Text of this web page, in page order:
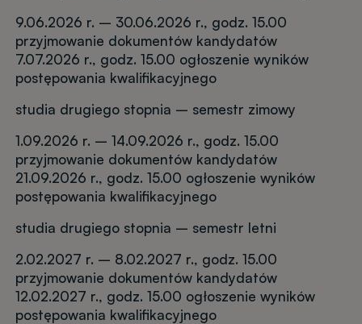
9.06.2026 r. – 30.06.2026 r., godz. 15.00
przyjmowanie dokumentów kandydatów
7.07.2026 r., godz. 15.00 ogłoszenie wyników
postępowania kwalifikacyjnego
studia drugiego stopnia – semestr zimowy
1.09.2026 r. – 14.09.2026 r., godz. 15.00
przyjmowanie dokumentów kandydatów
21.09.2026 r., godz. 15.00 ogłoszenie wyników
postępowania kwalifikacyjnego
studia drugiego stopnia – semestr letni
2.02.2027 r. – 8.02.2027 r., godz. 15.00
przyjmowanie dokumentów kandydatów
12.02.2027 r., godz. 15.00 ogłoszenie wyników
postępowania kwalifikacyjnego